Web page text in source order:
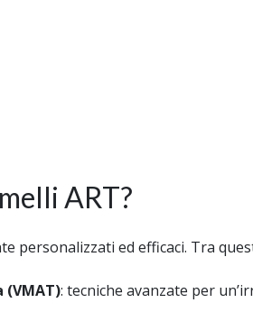
ART?
personalizzati ed efficaci. Tra
(VMAT): tecniche avanzate per